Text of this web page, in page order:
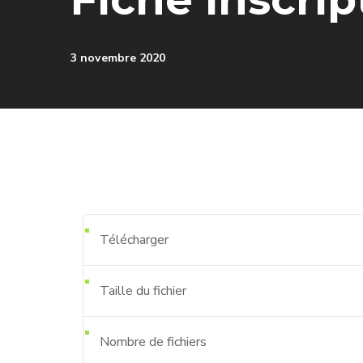
3 novembre 2020
Télécharger
Taille du fichier
Nombre de fichiers